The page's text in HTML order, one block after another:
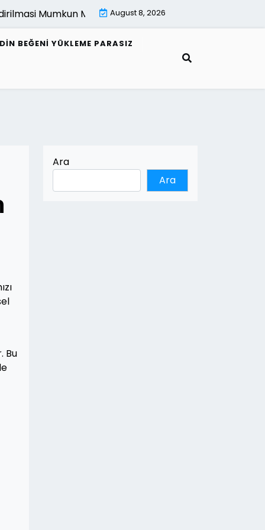
Mumkun Mu |E Fatura Alici Bilgileri Nasil Guncellenir
August 8, 2026
BEĞENI YÜKLEME PARASIZ
Bu
Ara
Ara